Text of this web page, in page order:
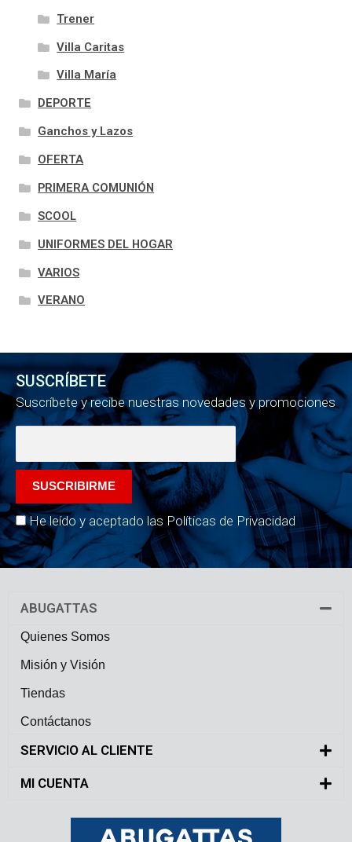
Trener
Villa Caritas
Villa María
DEPORTE
Ganchos y Lazos
OFERTA
PRIMERA COMUNIÓN
SCOOL
UNIFORMES DEL HOGAR
VARIOS
VERANO
SUSCRÍBETE
Suscríbete y recibe nuestras novedades y promociones
He leído y aceptado las Políticas de Privacidad
ABUGATTAS
Quienes Somos
Misión y Visión
Tiendas
Contáctanos
SERVICIO AL CLIENTE
MI CUENTA